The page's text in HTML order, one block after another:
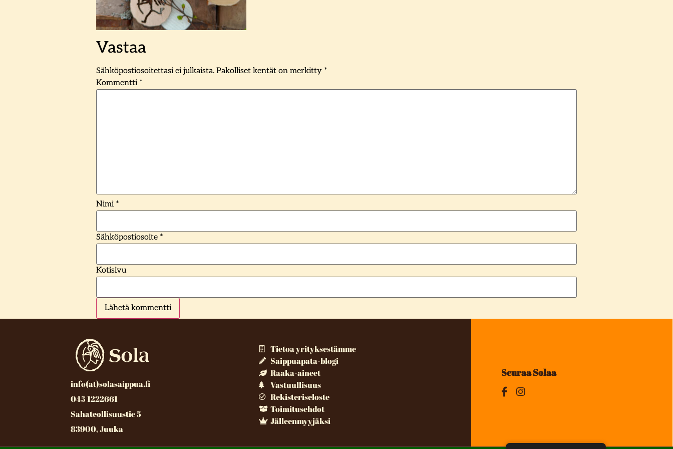
Vastaa
Sähköpostiosoitettasi ei julkaista. Pakolliset kentät on merkitty *
Kommentti *
Nimi *
Sähköpostiosoite *
Kotisivu
info(at)solasaippua.fi
045 1222661
Sahateollisuustie 5
83900, Juuka
Tietoa yrityksestämme
Saippuapata-blogi
Raaka-aineet
Vastuullisuus
Rekisteriseloste
Toimitusehdot
Jälleenmyyjäksi
Seuraa Solaa